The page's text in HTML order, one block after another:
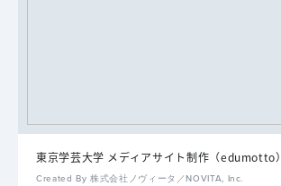
東京学芸大学 メディアサイト制作（edumotto）
Created By 株式会社ノヴィータ／NOVITA, Inc.